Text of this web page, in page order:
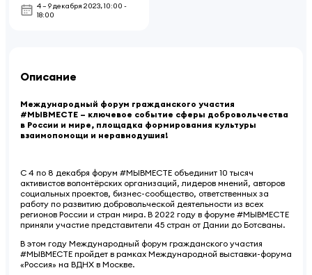
4 – 9 декабря 2023,10:00 -
18:00
Описание
Международный форум гражданского участия
#МЫВМЕСТЕ – ключевое событие сферы добровольчества
в России и мире, площадка формирования культуры
взаимопомощи и неравнодушия!
С 4 по 8 декабря форум #МЫВМЕСТЕ объединит 10 тысяч
активистов волонтёрских организаций, лидеров мнений, авторов
социальных проектов, бизнес-сообщество, ответственных за
работу по развитию добровольческой деятельности из всех
регионов России и стран мира. В 2022 году в форуме #МЫВМЕСТЕ
приняли участие представители 45 стран от Дании до Ботсваны.
В этом году Международный форум гражданского участия
#МЫВМЕСТЕ пройдет в рамках Международной выставки-форума
«Россия» на ВДНХ в Москве.